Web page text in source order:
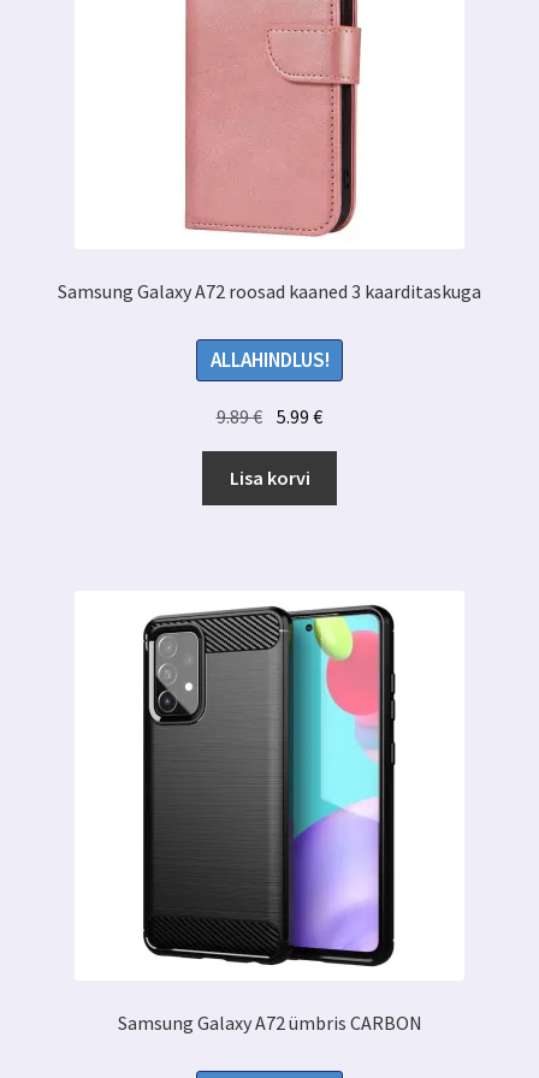
Samsung Galaxy A72 roosad kaaned 3 kaarditaskuga
ALLAHINDLUS!
9.89€ Algne
oli:
9.89 €.
5.99€Praegune
5.99 €.
Lisa korvi
Samsung Galaxy A72 ümbris CARBON